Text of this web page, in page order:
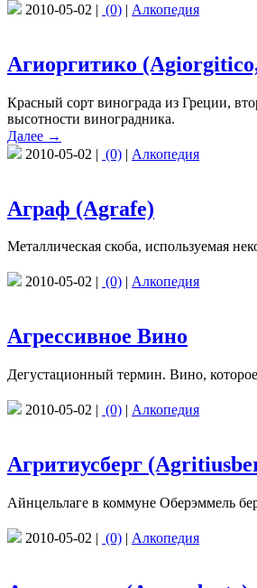
2010-05-02 | (0) | Алкопедия
Агиоргитико
Красный сорт винограда из Греции,
высотности виноградника.
Далее →
2010-05-02 | (0) | Алкопедия
Аграф (Agrafe)
Металлическая скоба, используемая
2010-05-02 | (0) | Алкопедия
Агрессивное Вино
Дегустационный термин. Вино,
2010-05-02 | (0) | Алкопедия
Агритиусберг
Айнцельлаге в коммуне Оберэммель
2010-05-02 | (0) | Алкопедия